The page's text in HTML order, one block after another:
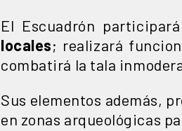
El Escuadrón
locales; realizará
combatirá la tala
Sus elementos además,
en zonas arqueológicas